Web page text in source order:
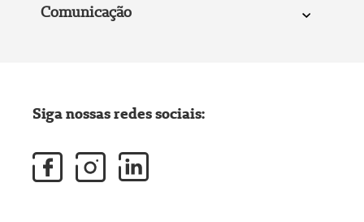
Comunicação
Siga nossas redes sociais: